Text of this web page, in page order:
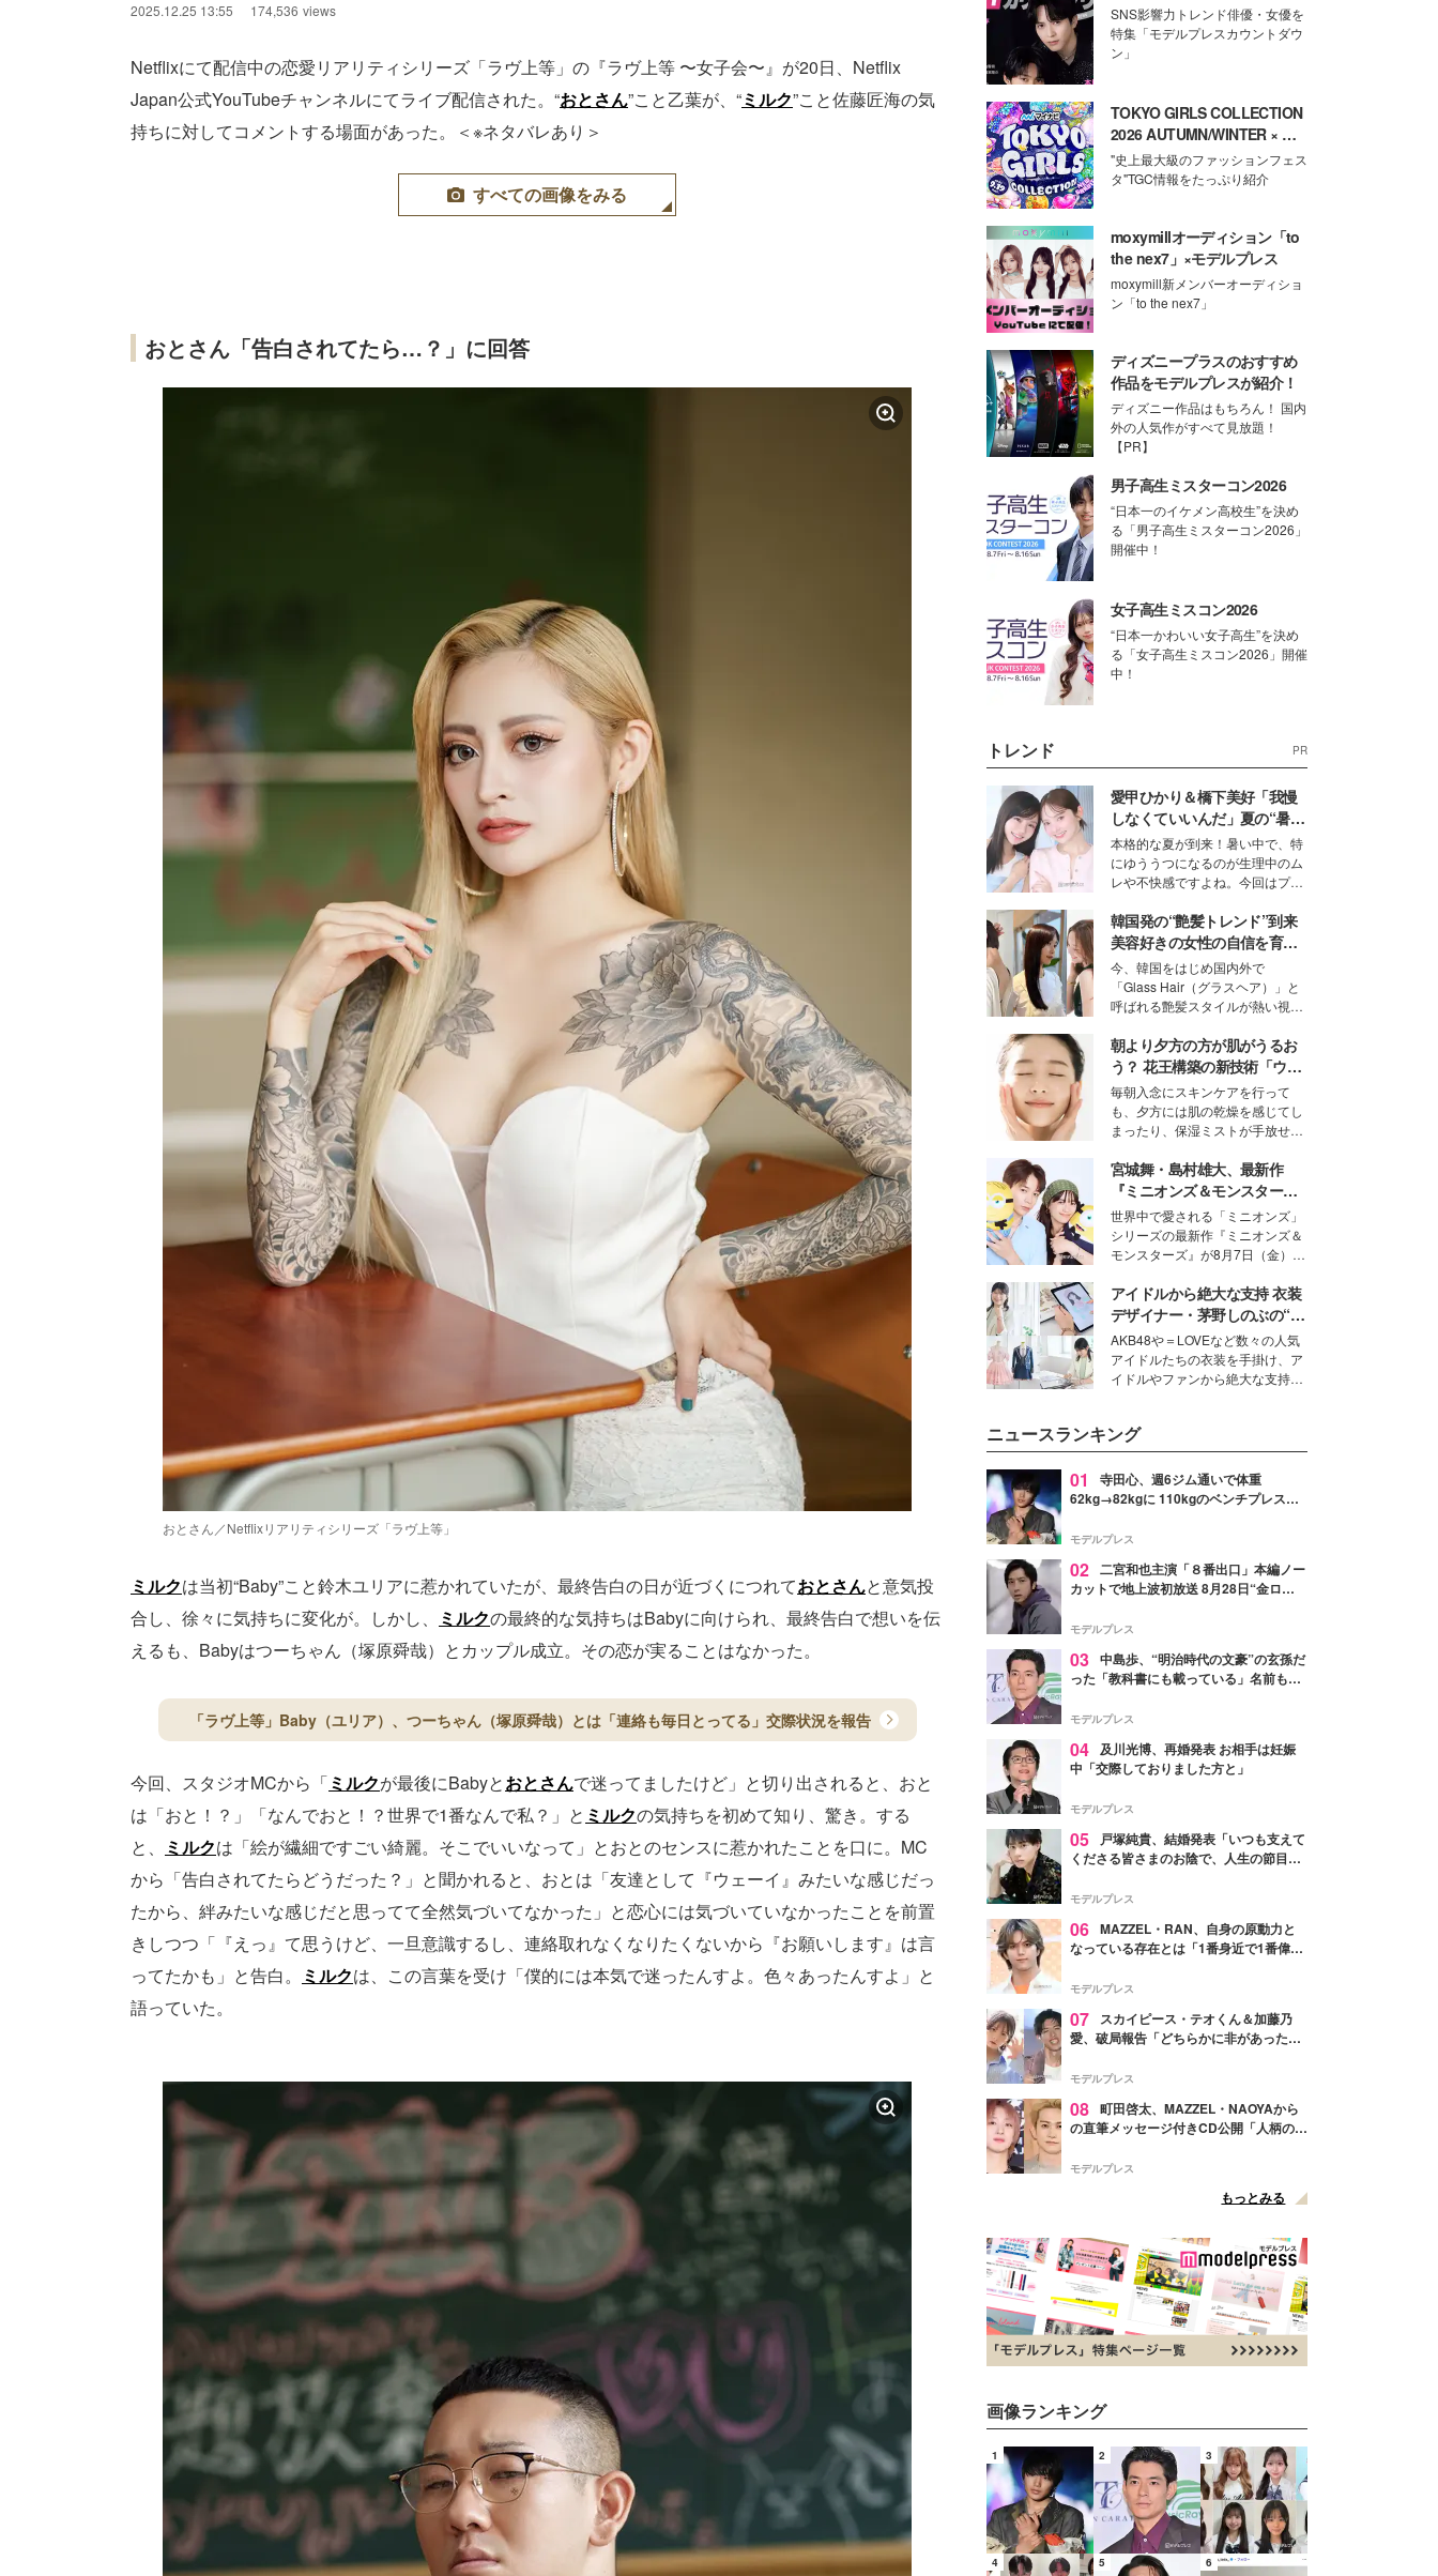
2025.12.25 13:55 174,536 views
Netflixにて配信中の恋愛リアリティシリーズ「ラヴ上等」の『ラヴ上等 〜女子会〜』が20日、Netflix
Japan公式YouTubeチャンネルにてライブ配信された。“おとさん”こと乙葉が、“ミルク”こと佐藤匠海の気
持ちに対してコメントする場面があった。＜※ネタバレあり＞
すべての画像をみる
おとさん「告白されてたら…？」に回答
おとさん／Netflixリアリティシリーズ「ラヴ上等」
ミルクは当初“Baby”こと鈴木ユリアに惹かれていたが、最終告白の日が近づくにつれておとさんと意気投
合し、徐々に気持ちに変化が。しかし、
ミルクの最終的な気持ちはBabyに向けられ、最終告白で想いを伝
えるも、Babyはつーちゃん（塚原舜哉）とカップル成立。その恋が実ることはなかった。
「ラヴ上等」Baby（ユリア）、つーちゃん（塚原舜哉）とは「連絡も毎日とってる」交際状況を報告
今回、スタジオMCから「ミルクが最後にBabyとおとさんで迷ってましたけど」と切り出されると、おと
は「おと！？」「なんでおと！？世界で1番なんで私？」と ミルクの気持ちを初めて知り、驚き。する
と、
ミルクは「絵が繊細ですごい綺麗。そこでいいなって」とおとのセンスに惹かれたことを口に。MC
から「告白されてたらどうだった？」と聞かれると、おとは「友達として『ウェーイ』みたいな感じだっ
たから、絆みたいな感じだと思ってて全然気づいてなかった」と恋心には気づいていなかったことを前置
きしつつ「『えっ』て思うけど、一旦意識するし、連絡取れなくなりたくないから『お願いします』は言
ってたかも」と告白。
ミルクは、この言葉を受け「僕的には本気で迷ったんすよ。色々あったんすよ」と
語っていた。
SNS影響力トレンド俳優・女優を
特集「モデルプレスカウントダウ
ン」
TOKYO GIRLS COLLECTION
2026 AUTUMN/WINTER × モ
デルプレス
"史上最大級のファッションフェス
タ"TGC情報をたっぷり紹介
moxymillオーディション「to
the nex7」×モデルプレス
moxymill新メンバーオーディショ
ン「to the nex7」
ディズニープラスのおすすめ
作品をモデルプレスが紹介！
ディズニー作品はもちろん！ 国内
外の人気作がすべて見放題！
【PR】
男子高生ミスターコン2026
“日本一のイケメン高校生”を決め
る「男子高生ミスターコン2026」
開催中！
女子高生ミスコン2026
“日本一かわいい女子高生”を決め
る「女子高生ミスコン2026」開催
中！
トレンド PR
愛甲ひかり＆橋下美好「我慢
しなくていいんだ」夏の“暑さ
対策”の新しい選択肢とは？
本格的な夏が到来！暑い中で、特
にゆううつになるのが生理中のム
レや不快感ですよね。今回はプラ
モデル・愛甲ひかりさんと橋下美
好さんを迎えて本音で女子会トー
ク。猛暑のお出かけを快適に過ご
すヒントや、2人が感動した夏の
生理の新常識にも迫りました。
韓国発の“艶髪トレンド”到来
美容好きの女性の自信を育む
「ヘアケア事情」って？
今、韓国をはじめ国内外で
「Glass Hair（グラスヘア）」と
呼ばれる艶髪スタイルが熱い視線
ションの完成度を高めるベースと
して、“髪そのものの美しさ”に改
めて注目する人が増えている様
子。今回は、そんな憧れの艶やか
な髪を日常で叶える、美容好きの
女性たちのヘアケア事情を紹介し
ます。
朝より夕方の方が肌がうるお
う？ 花王構築の新技術「ウォ
ーターキャプチャリングスキ
ン（捕水肌）」がスキンケア
の常識を変える予感
毎朝入念にスキンケアを行って
も、夕方には肌の乾燥を感じてし
まったり、保湿ミストが手放せな
な美容の常識を大きく変える可能
性を秘めた、革新的な「Water
Capturing Skin（ウォーターキャ
プチャリングスキン：捕水肌）」
技術を、花王が構築した。
宮城舞・島村雄大、最新作
『ミニオンズ＆モンスター
ズ』の魅力熱弁 ハチャメチャ
だけじゃない“友情と絆”に感
動
世界中で愛される「ミニオンズ」
シリーズの最新作『ミニオンズ＆
モンスターズ』が8月7日（金）に
ニオン好き”という共通点を持つモ
デルの宮城舞と島村雄大の特別対
談をお届け！それぞれの視点か
ら、今作ならではの魅力や予想外
の感動をもたらす奥深いストーリ
ーについて熱く語り合ってもらっ
アイドルから絶大な支持 衣装
デザイナー・茅野しのぶの“可
愛い”を作る美学＜「シチズン
クロスシー」インタビュー＞
AKB48や＝LOVEなど数々の人気
アイドルたちの衣装を手掛け、ア
イドルやファンから絶大な支持を
ター・茅野しのぶ。一人ひとりの
個性に寄り添い、魅力を引き出す
衣装作りは、多くの女性たちに勇
気と自信を与え続けている。
ニュースランキング
01
寺田心、週6ジム通いで体重
62kg→82kgに 110kgのベンチプレス持
「かっこいい」と反響
モデルプレス
02 二宮和也主演「８番出口」本編ノー
カットで地上波初放送 8月28日“金ロ
モデルプレス
03 中島歩、“明治時代の文豪”の玄孫だ
った「教科書にも載っている」名前も先
モデルプレス
04 及川光博、再婚発表 お相手は妊娠
中「交際しておりました方と」
モデルプレス
05
戸塚純貴、結婚発表「いつも支えて
くださる皆さまのお陰で、人生の節目を
す」【全文】
モデルプレス
06 MAZZEL・RAN、自身の原動力と
なっている存在とは「1番身近で1番偉大
モデルプレス
07
スカイピース・テオくん＆加藤乃
愛、破局報告「どちらかに非があったわ
モデルプレス
08 町田啓太、MAZZEL・NAOYAから
の直筆メッセージ付きCD公開「人柄の良
モデルプレス
もっとみる
画像ランキング
1 2 3
4 5 6